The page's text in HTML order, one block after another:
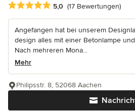
Durchschnittliche Bewertung: 5 von
5,0 (17 Bewertungen)
Angefangen hat bei unserem
design alles mit einer Betonlampe
Nach mehreren Mona...
Mehr
Philipsstr. 8, 52068 Aachen